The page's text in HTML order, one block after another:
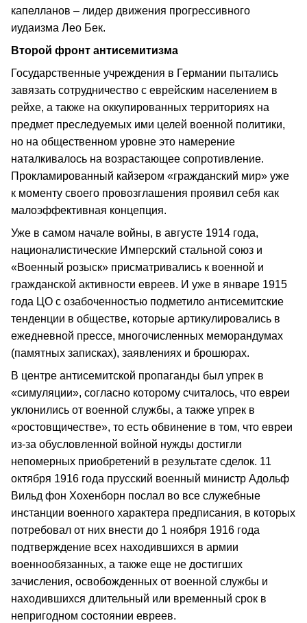
капелланов – лидер движения прогрессивного
иудаизма Лео Бек.
Второй фронт антисемитизма
Государственные учреждения в Германии пытались
завязать сотрудничество с еврейским населением в
рейхе, а также на оккупированных территориях на
предмет преследуемых ими целей военной политики,
но на общественном уровне это намерение
наталкивалось на возрастающее сопротивление.
Прокламированный кайзером «гражданский мир» уже
к моменту своего провозглашения проявил себя как
малоэффективная концепция.
Уже в самом начале войны, в августе 1914 года,
националистические Имперский стальной союз и
«Военный розыск» присматривались к военной и
гражданской активности евреев. И уже в январе 1915
года ЦО с озабоченностью подметило антисемитские
тенденции в обществе, которые артикулировались в
ежедневной прессе, многочисленных меморандумах
(памятных записках), заявлениях и брошюрах.
В центре антисемитской пропаганды был упрек в
«симуляции», согласно которому считалось, что евреи
уклонились от военной службы, а также упрек в
«ростовщичестве», то есть обвинение в том, что евреи
из-за обусловленной войной нужды достигли
непомерных приобретений в результате сделок. 11
октября 1916 года прусский военный министр Адольф
Вильд фон Хохенборн послал во все служебные
инстанции военного характера предписания, в которых
потребовал от них внести до 1 ноября 1916 года
подтверждение всех находившихся в армии
военнообязанных, а также еще не достигших
зачисления, освобожденных от военной службы и
находившихся длительный или временный срок в
непригодном состоянии евреев.